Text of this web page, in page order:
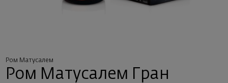
Ром Матусалем
Ром Матусалем Гран